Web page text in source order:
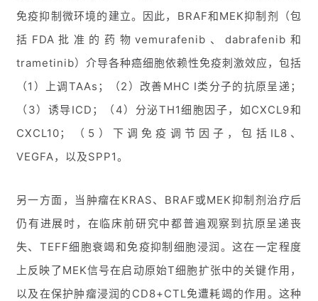
免疫抑制微环境的建立。因此，BRAF和MEK抑制剂（包
括FDA批准的药物vemurafenib、dabrafenib和
trametinib）介导各种癌细胞依赖性免疫刺激效应，包括
（1）上调TAAs；（2）改善MHC I类分子的抗原呈递；
（3）诱导ICD；（4）分泌TH1细胞因子，如CXCL9和
CXCL10；（5）下调免疫调节因子，包括IL8、
VEGFA，以及SPP1。
另一方面，当肿瘤在KRAS、BRAF或MEK抑制剂治疗后
仍有进展时，在临床前研究中都普遍观察到抗原呈递丧
失、TEFF细胞衰竭和免疫抑制细胞浸润。这在一定程度
上反映了MEK信号在启动原始T细胞扩张中的关键作用，
以及在保护肿瘤浸润的CD8+CTL免遭耗竭的作用。这种